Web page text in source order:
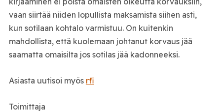
vaan siirtää niiden lopullista maksamista siihen asti,
kun sotilaan kohtalo varmistuu. On kuitenkin
mahdollista, että kuolemaan johtanut korvaus jää
saamatta omaisilta jos sotilas jää kadonneeksi.
Asiasta uutisoi myös rfi
Toimittaja